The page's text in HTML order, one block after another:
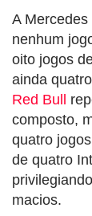
A
nenhum
oito jogos
ainda
Red Bull
composto,
quatro
de quatro
macios.